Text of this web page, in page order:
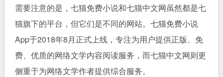
需要注意的是，七猫免费小说和七猫中文网虽然都是七
猫旗下的平台，但它们是不同的网站。七猫免费小说
App于2018年8月正式上线，专注为用户提供正版、免
费、优质的网络文学内容阅读服务，而七猫中文网则更
侧重于为网络文学作者提供综合服务。